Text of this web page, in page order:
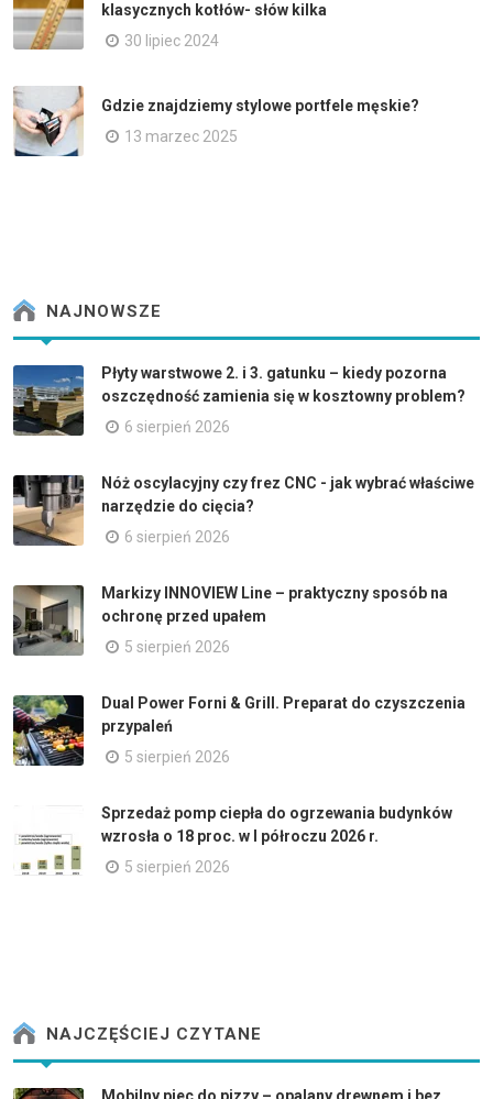
klasycznych kotłów- słów kilka
30 lipiec 2024
Gdzie znajdziemy stylowe portfele męskie?
13 marzec 2025
NAJNOWSZE
Płyty warstwowe 2. i 3. gatunku – kiedy pozorna
oszczędność zamienia się w kosztowny problem?
6 sierpień 2026
Nóż oscylacyjny czy frez CNC - jak wybrać właściwe
narzędzie do cięcia?
6 sierpień 2026
Markizy INNOVIEW Line – praktyczny sposób na
ochronę przed upałem
5 sierpień 2026
Dual Power Forni & Grill. Preparat do czyszczenia
przypaleń
5 sierpień 2026
Sprzedaż pomp ciepła do ogrzewania budynków
wzrosła o 18 proc. w I półroczu 2026 r.
5 sierpień 2026
NAJCZĘŚCIEJ CZYTANE